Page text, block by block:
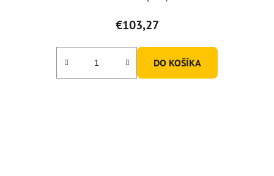
€103,27
DO KOŠÍKA